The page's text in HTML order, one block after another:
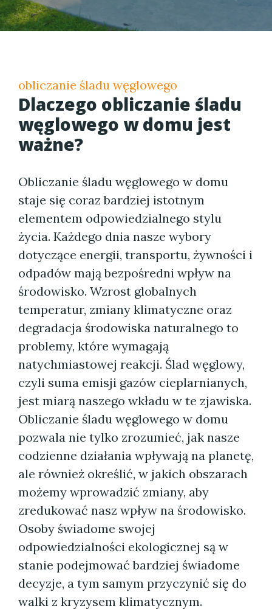
obliczanie śladu węglowego
Dlaczego obliczanie śladu
węglowego w domu jest
ważne?
Obliczanie śladu węglowego w domu
staje się coraz bardziej istotnym
elementem odpowiedzialnego stylu
życia. Każdego dnia nasze wybory
dotyczące energii, transportu, żywności i
odpadów mają bezpośredni wpływ na
środowisko. Wzrost globalnych
temperatur, zmiany klimatyczne oraz
degradacja środowiska naturalnego to
problemy, które wymagają
natychmiastowej reakcji. Ślad węglowy,
czyli suma emisji gazów cieplarnianych,
jest miarą naszego wkładu w te zjawiska.
Obliczanie śladu węglowego w domu
pozwala nie tylko zrozumieć, jak nasze
codzienne działania wpływają na planetę,
ale również określić, w jakich obszarach
możemy wprowadzić zmiany, aby
zredukować nasz wpływ na środowisko.
Osoby świadome swojej
odpowiedzialności ekologicznej są w
stanie podejmować bardziej świadome
decyzje, a tym samym przyczynić się do
walki z kryzysem klimatycznym.